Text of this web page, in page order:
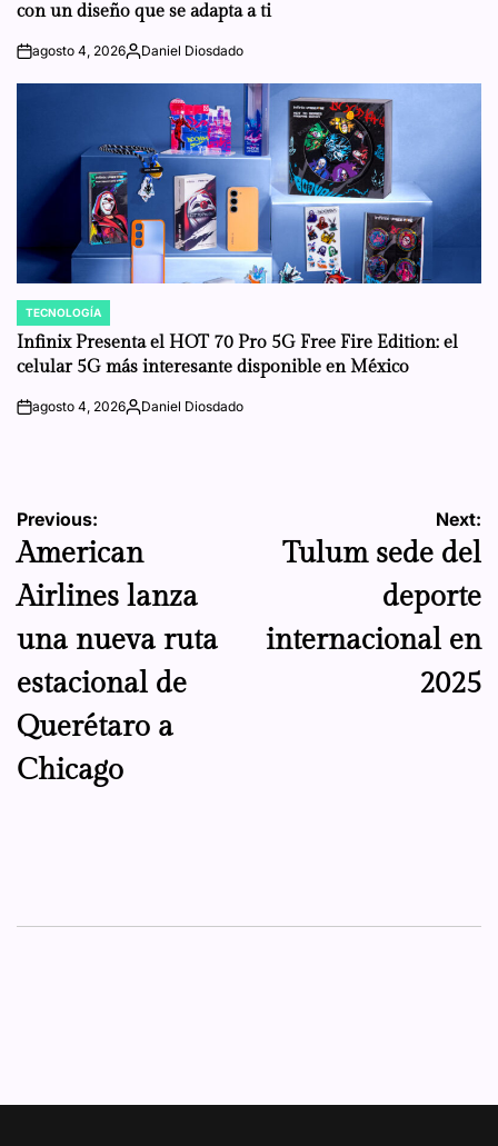
con un diseño que se adapta a ti
onagosto 4, 2026Posted
Daniel Diosdado
POSTED
IN
TECNOLOGÍA
Infinix Presenta el HOT 70 Pro 5G Free Fire Edition: el
celular 5G más interesante disponible en México
onagosto 4, 2026Posted
Daniel Diosdado
Navegación
de
entradas
Previous:
American
Airlines lanza
una nueva ruta
estacional de
Querétaro a
Chicago
Next:
Tulum sede del
deporte
internacional en
2025